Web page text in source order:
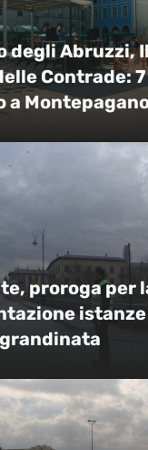
degli Abruzzi,
Contrade: 7
a
proroga per
istanze